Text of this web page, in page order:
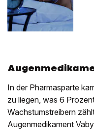
In der Pharmasparte
zu liegen, was 6
Wachstumstreibern
Augenmedikament